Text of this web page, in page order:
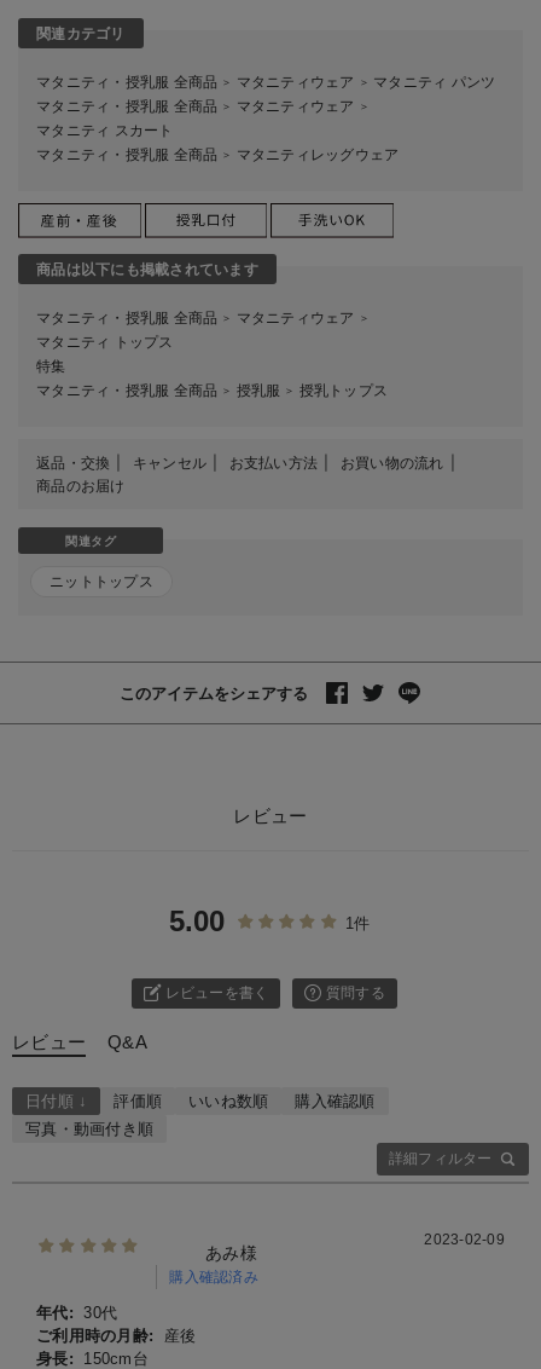
関連カテゴリ
マタニティ・授乳服 全商品 ＞ マタニティウェア ＞ マタニティ パンツ
マタニティ・授乳服 全商品 ＞ マタニティウェア ＞
マタニティ スカート
マタニティ・授乳服 全商品 ＞ マタニティレッグウェア
商品は以下にも掲載されています
マタニティ・授乳服 全商品 ＞ マタニティウェア ＞
マタニティ トップス
特集
マタニティ・授乳服 全商品 ＞ 授乳服 ＞ 授乳トップス
返品・交換 キャンセル お支払い方法
お買い物の流れ
商品のお届け
関連タグ
ニットトップス
このアイテムをシェアする
レビュー
5.00 1件
レビューを書く 質問する
レビュー Q&A
詳細フィルター
日付順 ↓ 評価順 いいね数順
購入確認順
写真・動画付き順
あみ様
購入確認済み
2023-02-09
年代:
30代
ご利用時の月齢:
産後
身長:
150cm台